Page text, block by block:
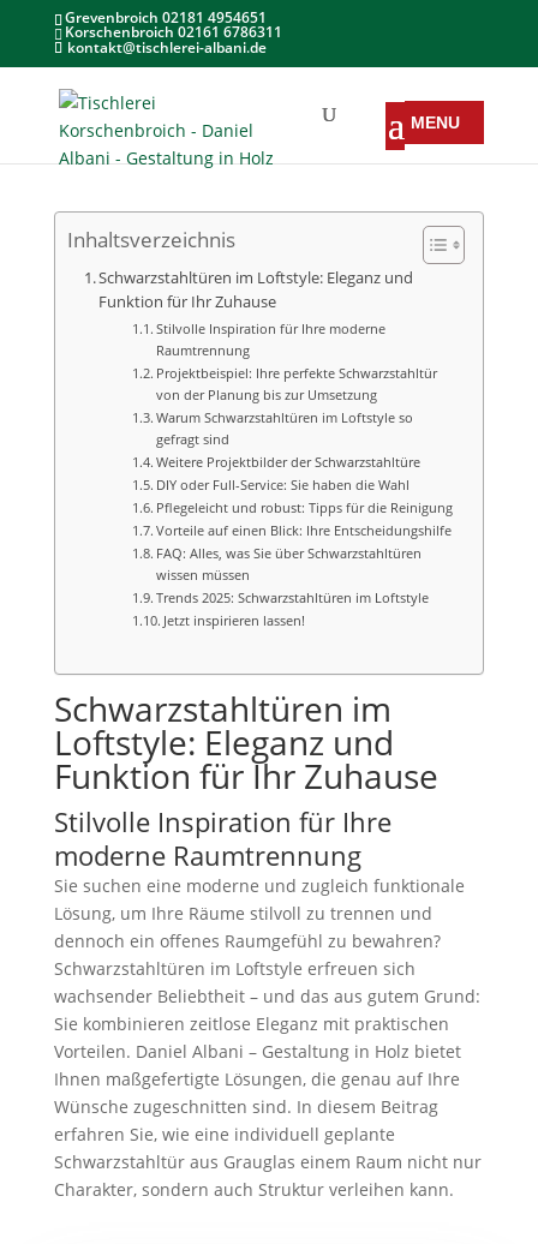
Grevenbroich 02181 4954651
Korschenbroich 02161 6786311
kontakt@tischlerei-albani.de
Inhaltsverzeichnis
Schwarzstahltüren im Loftstyle: Eleganz und
Funktion für Ihr Zuhause
Stilvolle Inspiration für Ihre moderne
Raumtrennung
Projektbeispiel: Ihre perfekte Schwarzstahltür
von der Planung bis zur Umsetzung
Warum Schwarzstahltüren im Loftstyle so
gefragt sind
Weitere Projektbilder der Schwarzstahltüre
DIY oder Full-Service: Sie haben die Wahl
Pflegeleicht und robust: Tipps für die Reinigung
Vorteile auf einen Blick: Ihre Entscheidungshilfe
FAQ: Alles, was Sie über Schwarzstahltüren
wissen müssen
Trends 2025: Schwarzstahltüren im Loftstyle
Jetzt inspirieren lassen!
Schwarzstahltüren im
Loftstyle: Eleganz und
Funktion für Ihr Zuhause
Stilvolle Inspiration für Ihre
moderne Raumtrennung
Sie suchen eine moderne und zugleich funktionale
Lösung, um Ihre Räume stilvoll zu trennen und
dennoch ein offenes Raumgefühl zu bewahren?
Schwarzstahltüren im Loftstyle erfreuen sich
wachsender Beliebtheit – und das aus gutem Grund:
Sie kombinieren zeitlose Eleganz mit praktischen
Vorteilen. Daniel Albani – Gestaltung in Holz bietet
Ihnen maßgefertigte Lösungen, die genau auf Ihre
Wünsche zugeschnitten sind. In diesem Beitrag
erfahren Sie, wie eine individuell geplante
Schwarzstahltür aus Grauglas einem Raum nicht nur
Charakter, sondern auch Struktur verleihen kann.